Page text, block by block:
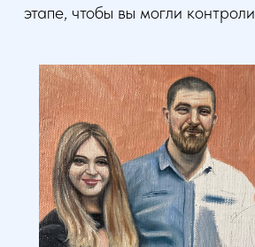
этапе, чтобы вы могли